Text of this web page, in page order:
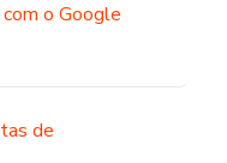
o Google
de